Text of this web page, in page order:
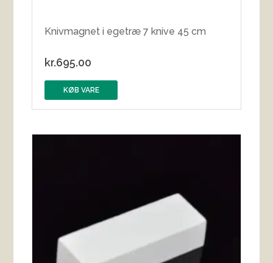
Knivmagnet i egetræ 7 knive 45 cm
kr.695.00
KØB VARE